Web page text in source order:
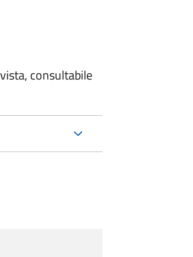
consultabile